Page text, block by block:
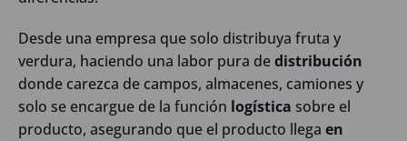
Desde una empresa que solo distribuya fruta y
verdura, haciendo una labor pura dedistribución
donde carezca de campos, almacenes, camiones y
solo se encargue de la función logística sobre el
producto, asegurando que el producto llega en